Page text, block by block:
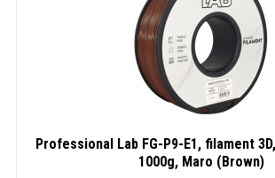
Professional Lab FG-P9-E1, filament
1000g, Maro (Brown)